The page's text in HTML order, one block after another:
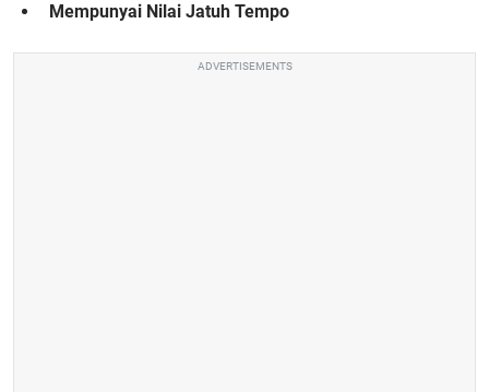
Mempunyai Nilai Jatuh Tempo
ADVERTISEMENTS